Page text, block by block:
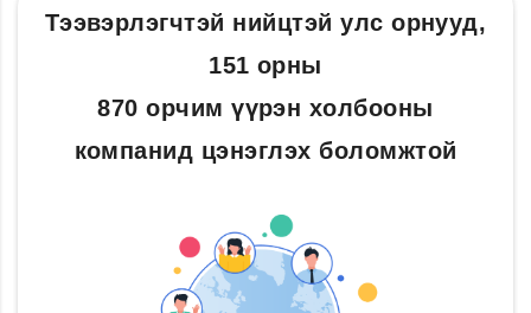
Тээвэрлэгчтэй нийцтэй улс орнууд,
151 орны
870 орчим үүрэн холбооны
компанид цэнэглэх боломжтой